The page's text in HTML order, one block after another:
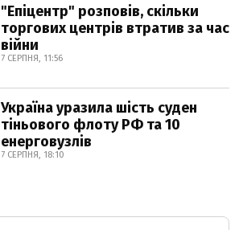
"Епіцентр" розповів, скільки
торгових центрів втратив за час
війни
7 СЕРПНЯ, 11:56
Україна уразила шість суден
тіньового флоту РФ та 10
енерговузлів
7 СЕРПНЯ, 18:10